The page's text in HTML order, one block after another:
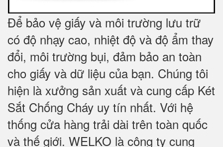
Để bảo vệ giấy và môi trường lưu trữ
có độ nhạy cao, nhiệt độ và độ ẩm thay
đổi, môi trường bụi, đảm bảo an toàn
cho giấy và dữ liệu của bạn. Chúng tôi
hiện là xưởng sản xuất và cung cấp Két
Sắt Chống Cháy uy tín nhất. Với hệ
thống cửa hàng trải dài trên toàn quốc
và thế giới. WELKO là công ty cung